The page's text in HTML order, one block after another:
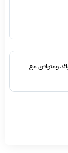
ومتوافق مع